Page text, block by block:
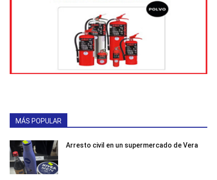
MÁS POPULAR
Arresto civil en un supermercado de Vera